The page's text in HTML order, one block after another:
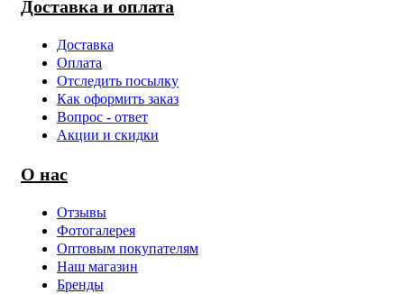
Доставка и оплата
Доставка
Оплата
Отследить посылку
Как оформить заказ
Вопрос - ответ
Акции и скидки
О нас
Отзывы
Фотогалерея
Оптовым покупателям
Наш магазин
Бренды